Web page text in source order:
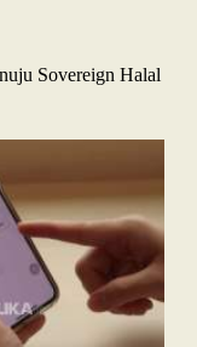
Sovereign Halal